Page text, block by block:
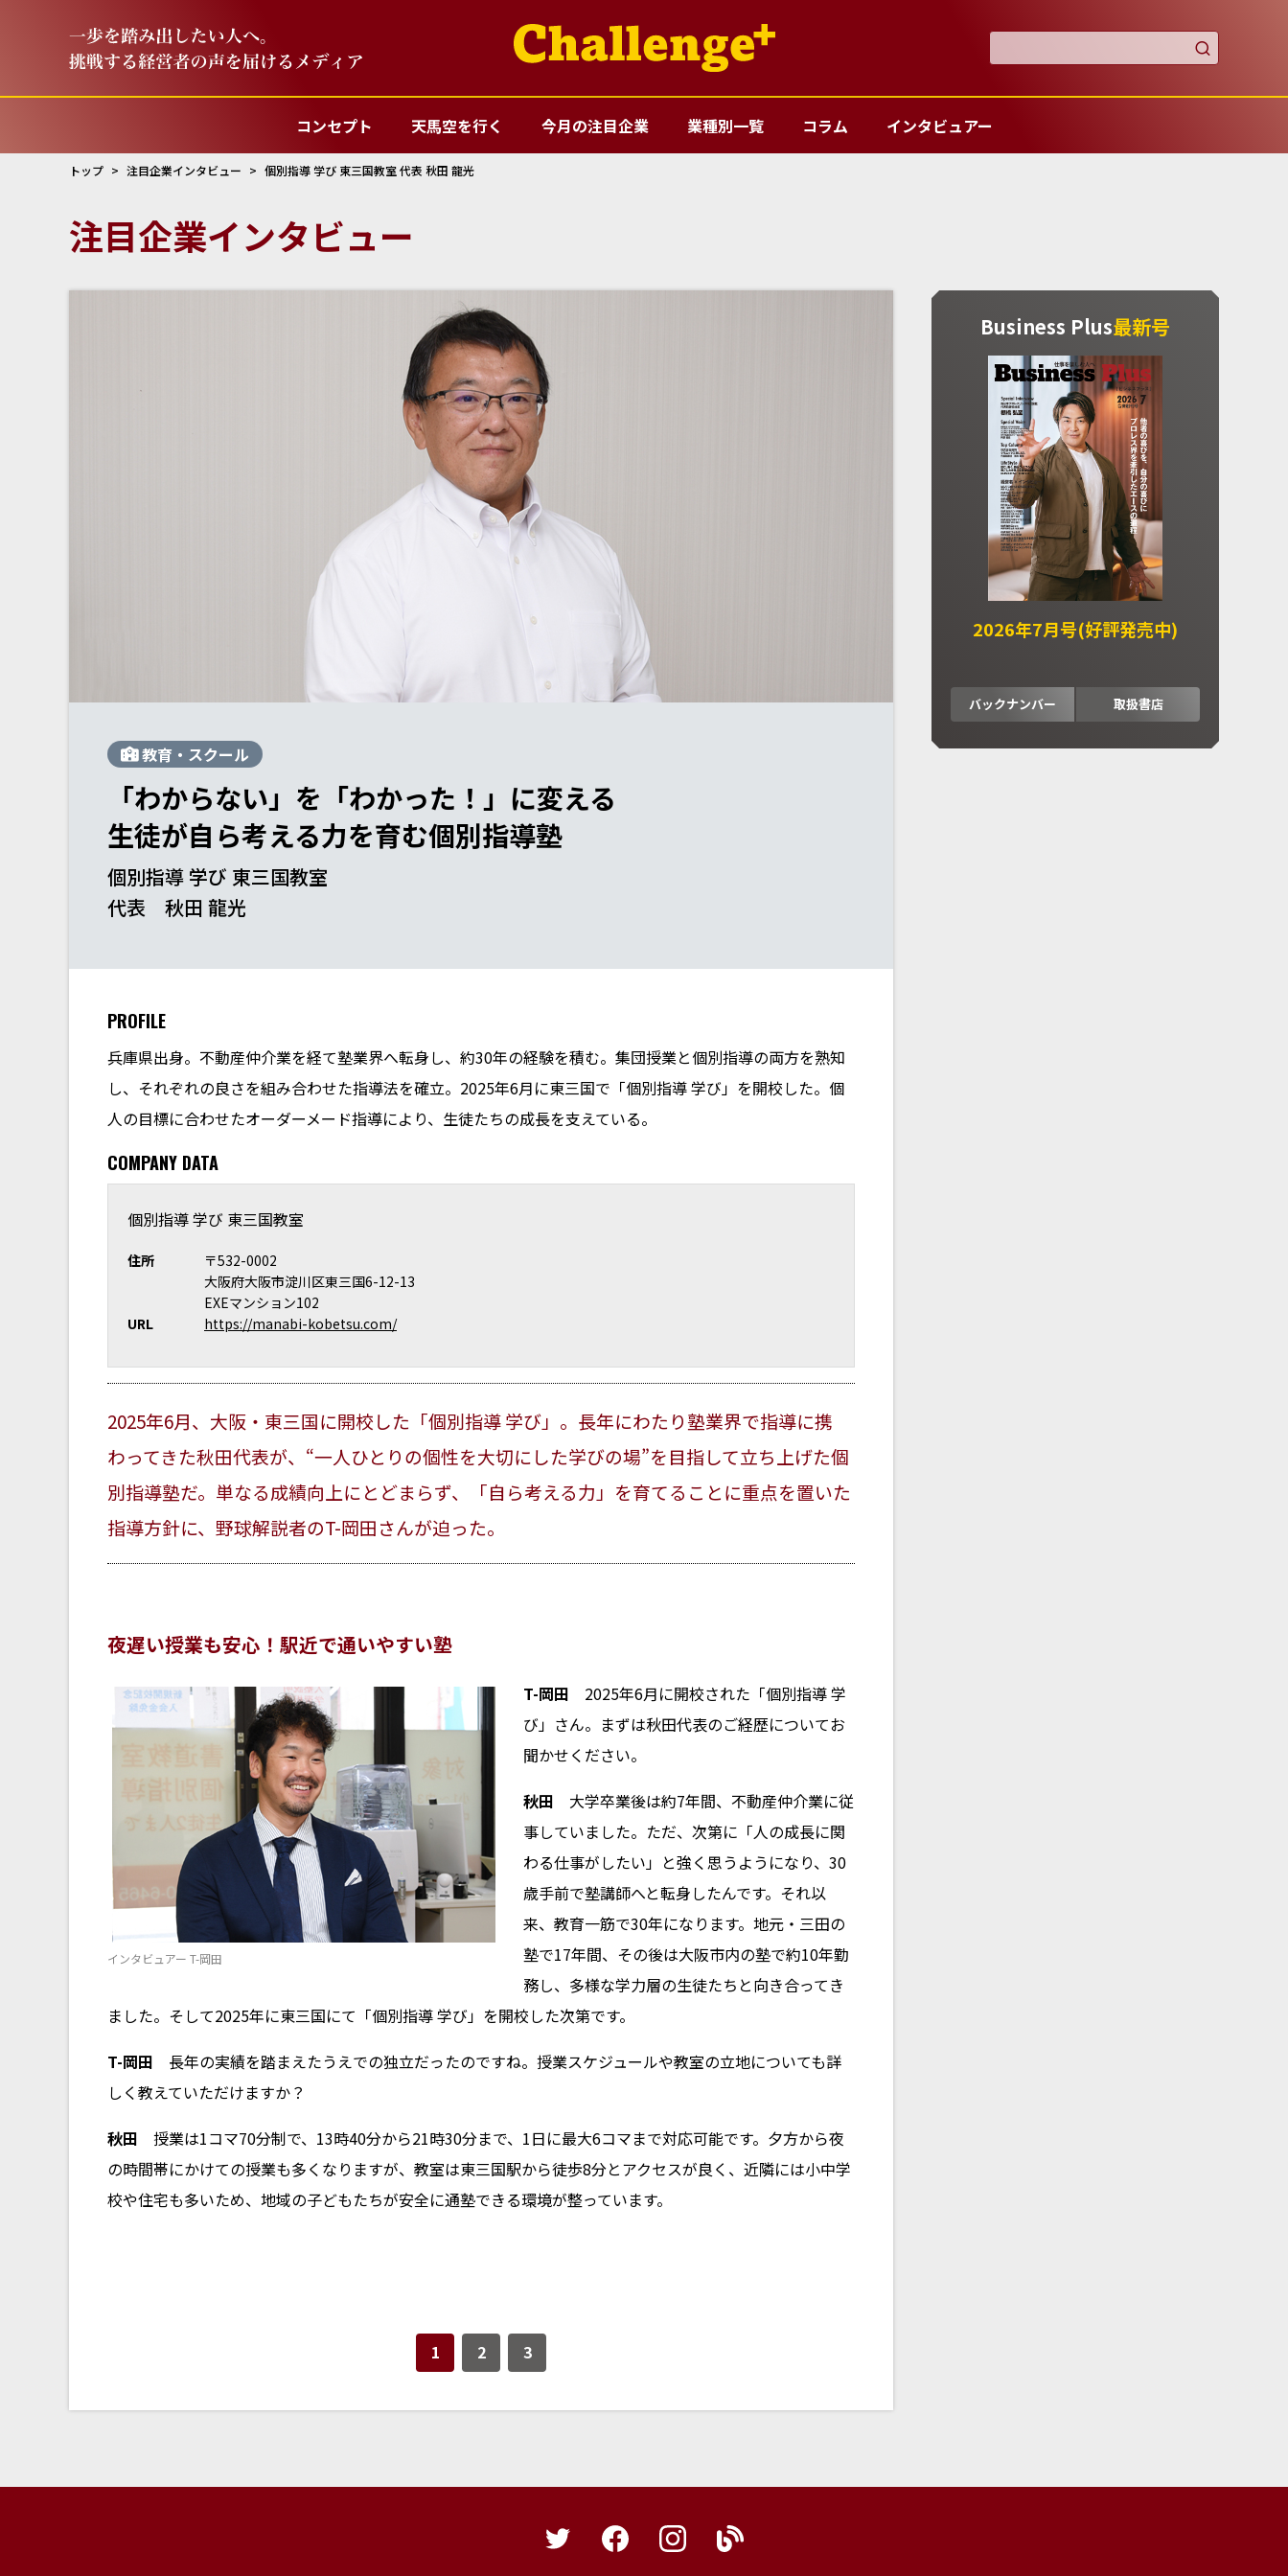

コンセプト 天馬空を行く 今月の注目企業 業種別一覧 コラム インタビュアー
トップ 注目企業インタビュー 個別指導 学び 東三国教室 代表 秋田 龍光
注目企業インタビュー
教育・スクール
「わからない」を「わかった！」に変える
生徒が自ら考える力を育む個別指導塾
個別指導 学び 東三国教室
代表 秋田 龍光
PROFILE
兵庫県出身。不動産仲介業を経て塾業界へ転身し、約30年の経験を積む。集団授業と個別指導の両方を熟知
し、それぞれの良さを組み合わせた指導法を確立。2025年6月に東三国で「個別指導 学び」を開校した。個
人の目標に合わせたオーダーメード指導により、生徒たちの成長を支えている。
COMPANY DATA
個別指導 学び 東三国教室
住所
〒532-0002
大阪府大阪市淀川区東三国6-12-13
EXEマンション102
URL
https://manabi-kobetsu.com/
2025年6月、大阪・東三国に開校した「個別指導 学び」。長年にわたり塾業界で指導に携
わってきた秋田代表が、“一人ひとりの個性を大切にした学びの場”を目指して立ち上げた個
別指導塾だ。単なる成績向上にとどまらず、「自ら考える力」を育てることに重点を置いた
指導方針に、野球解説者のT-岡田さんが迫った。
夜遅い授業も安心！駅近で通いやすい塾
インタビュアー T-岡田
T-岡田 2025年6月に開校された「個別指導 学
び」さん。まずは秋田代表のご経歴についてお
聞かせください。
秋田 大学卒業後は約7年間、不動産仲介業に従
事していました。ただ、次第に「人の成長に関
わる仕事がしたい」と強く思うようになり、30
歳手前で塾講師へと転身したんです。それ以
来、教育一筋で30年になります。地元・三田の
塾で17年間、その後は大阪市内の塾で約10年勤
務し、多様な学力層の生徒たちと向き合ってき
ました。そして2025年に東三国にて「個別指導 学び」を開校した次第です。
T-岡田 長年の実績を踏まえたうえでの独立だったのですね。授業スケジュールや教室の立地についても詳
しく教えていただけますか？
秋田 授業は1コマ70分制で、13時40分から21時30分まで、1日に最大6コマまで対応可能です。夕方から夜
の時間帯にかけての授業も多くなりますが、教室は東三国駅から徒歩8分とアクセスが良く、近隣には小中学
校や住宅も多いため、地域の子どもたちが安全に通塾できる環境が整っています。
1 2 3
Business Plus最新号
2026年7月号(好評発売中)
バックナンバー 取扱書店